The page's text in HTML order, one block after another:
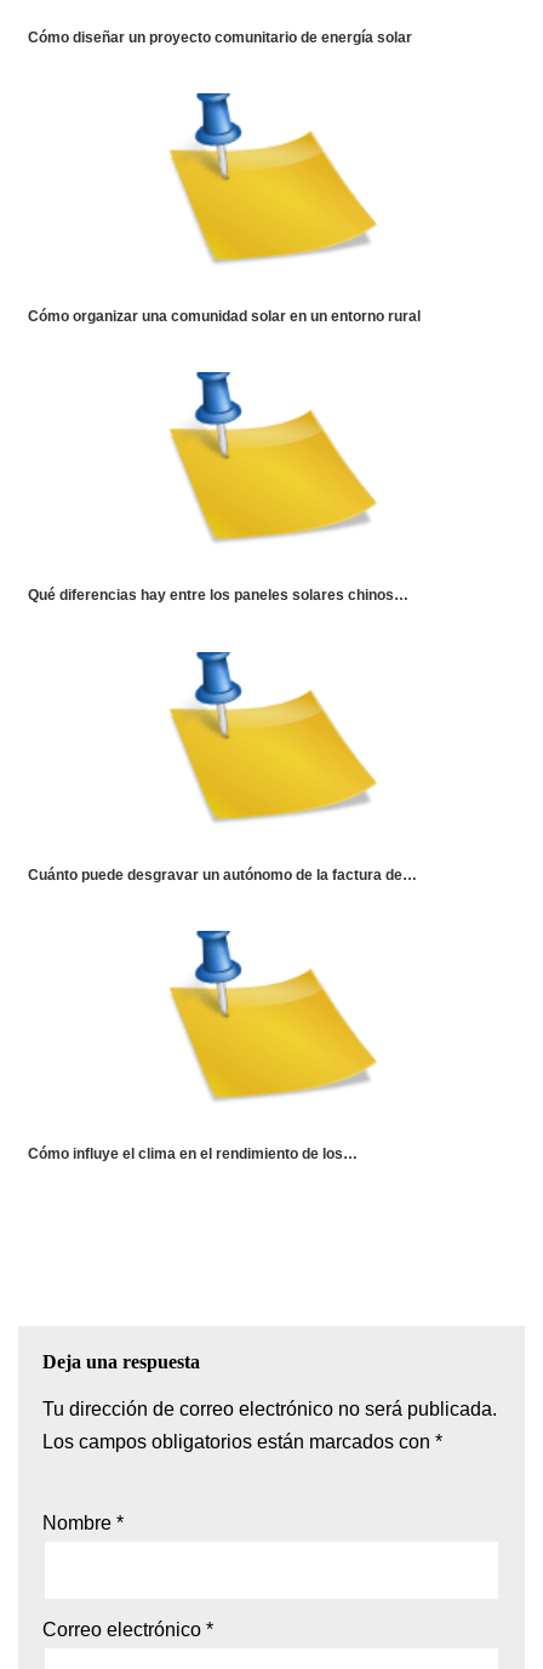
Cómo diseñar un proyecto comunitario de energía solar
Cómo organizar una comunidad solar en un entorno rural
Qué diferencias hay entre los paneles solares chinos…
Cuánto puede desgravar un autónomo de la factura de…
Cómo influye el clima en el rendimiento de los…
Deja una respuesta
Tu dirección de correo electrónico no será publicada.
Los campos obligatorios están marcados con *
Nombre *
Correo electrónico *